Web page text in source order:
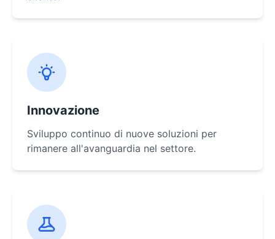
Innovazione
Sviluppo continuo di nuove soluzioni per
rimanere all'avanguardia nel settore.